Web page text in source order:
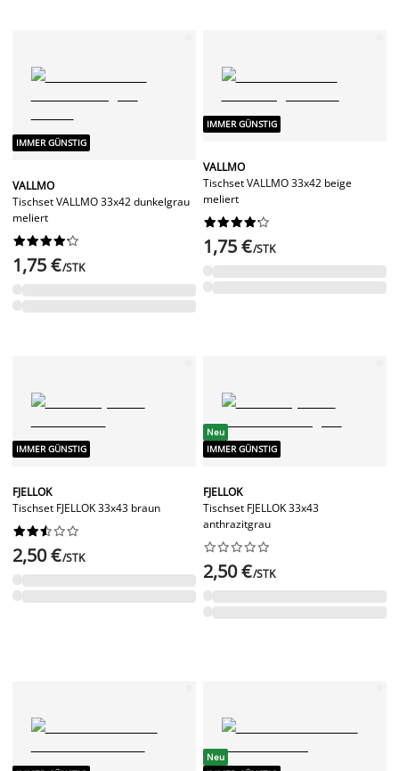
IMMER GÜNSTIG
VALLMO
Tischset VALLMO 33x42 dunkelgrau
meliert






1,75 €/STK
IMMER GÜNSTIG
VALLMO
Tischset VALLMO 33x42 beige
meliert






1,75 €/STK
IMMER GÜNSTIG
FJELLOK
Tischset FJELLOK 33x43 braun






2,50 €/STK
Neu
IMMER GÜNSTIG
FJELLOK
Tischset FJELLOK 33x43
anthrazitgrau






2,50 €/STK
Neu